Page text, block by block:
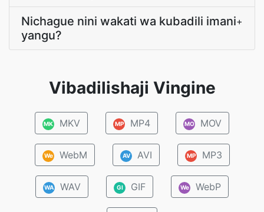
Nichague nini wakati wa kubadili imani
yangu?
+
Vibadilishaji Vingine
MK MKV MP MP4 MO MOV
We WebM AV AVI MP MP3
WA WAV GI GIF We WebP